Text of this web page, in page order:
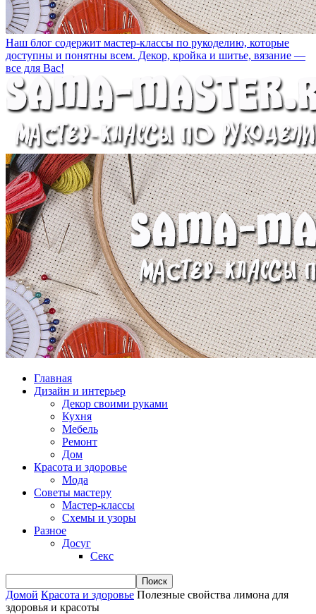
Наш блог содержит мастер-классы по рукоделию, которые
доступны и понятны всем. Декор, кройка и шитье, вязание —
все для Вас!
Главная
Дизайн и интерьер
Декор своими руками
Кухня
Мебель
Ремонт
Дом
Красота и здоровье
Мода
Советы мастеру
Мастер-классы
Схемы и узоры
Разное
Досуг
Секс
Домой Красота и здоровье Полезные свойства лимона для
здоровья и красоты